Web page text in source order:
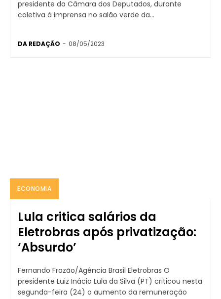
presidente da Câmara dos Deputados, durante
coletiva à imprensa no salão verde da...
DA REDAÇÃO - 08/05/2023
ECONOMIA
Lula critica salários da
Eletrobras após privatização:
‘Absurdo’
Fernando Frazão/Agência Brasil Eletrobras O
presidente Luiz Inácio Lula da Silva (PT) criticou nesta
segunda-feira (24) o aumento da remuneração